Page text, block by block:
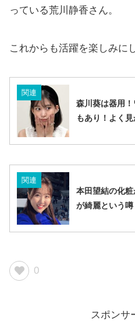
っている荒川静香さん。
これからも活躍を楽しみに
関連
森川葵は器用
もあり！よく
関連
本田望結の化
が綺麗という噂
0
スポンサ